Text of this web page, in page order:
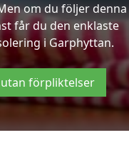
om du följer denna
får du den enklaste
i Garphyttan.
förpliktelser